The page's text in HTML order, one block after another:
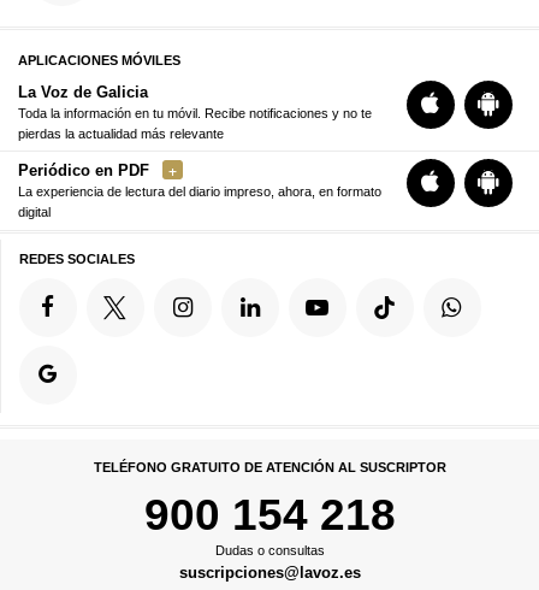
APLICACIONES MÓVILES
La Voz de Galicia
Toda la información en tu móvil. Recibe notificaciones y no te
pierdas la actualidad más relevante
Periódico en PDF
La experiencia de lectura del diario impreso, ahora, en formato
digital
REDES SOCIALES
TELÉFONO GRATUITO DE ATENCIÓN AL SUSCRIPTOR
900 154 218
Dudas o consultas
suscripciones@lavoz.es